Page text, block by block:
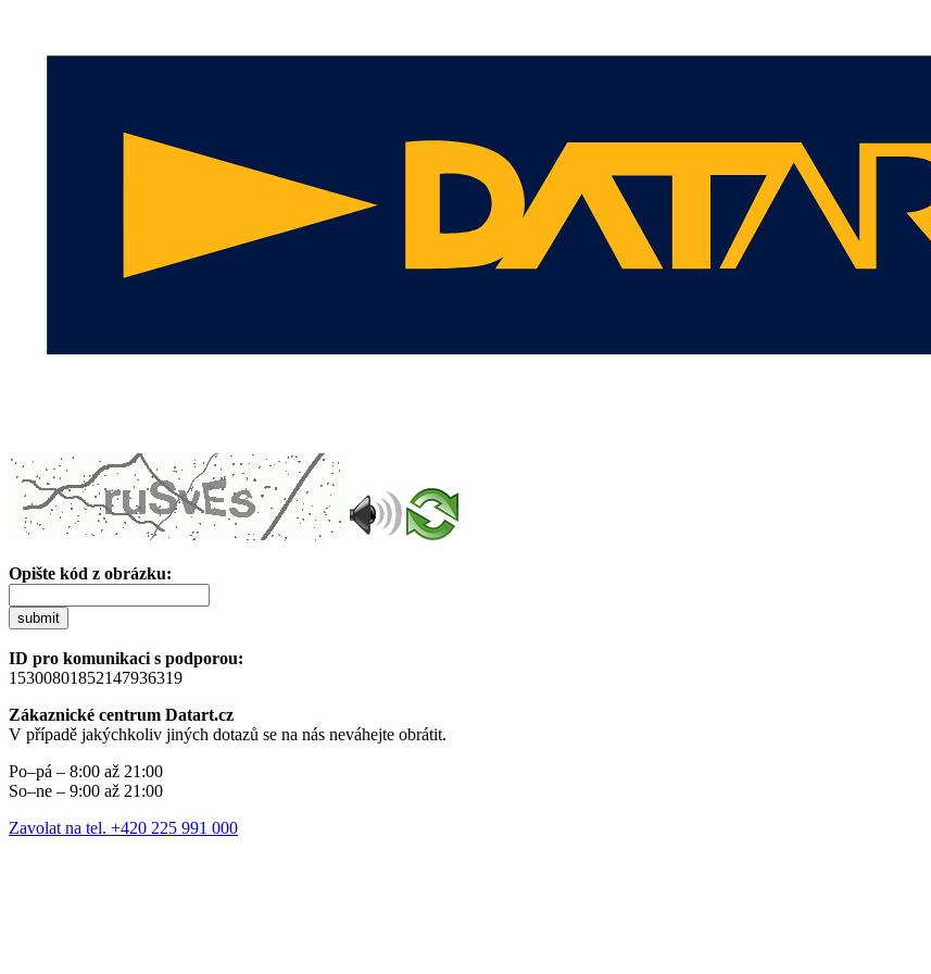
Opište kód z obrázku:
submit
ID pro komunikaci s podporou:
15300801852147936319
Zákaznické centrum Datart.cz
V případě jakýchkoliv jiných dotazů se na nás neváhejte obrátit.
Po–pá – 8:00 až 21:00
So–ne – 9:00 až 21:00
Zavolat na tel. +420 225 991 000